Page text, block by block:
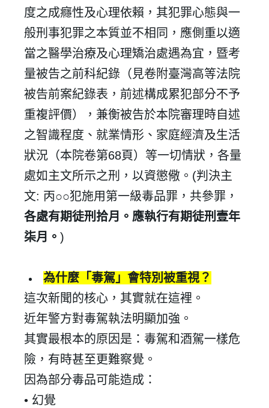
會員登入
登 入
忘記密碼？
度之成癮性及心理依賴，其犯罪心態與一
般刑事犯罪之本質並不相同，應側重以適
當之醫學治療及心理矯治處遇為宜，暨考
量被告之前科紀錄（見卷附臺灣高等法院
被告前案紀錄表，前述構成累犯部分不予
重複評價），兼衡被告於本院審理時自述
之智識程度、就業情形、家庭經濟及生活
狀況（本院卷第68頁）等一切情狀，各量
處如主文所示之刑，以資懲儆。 (判決主
文: 丙○○犯施用第一級毒品罪，共參罪，
各處有期徒刑拾月。應執行有期徒刑壹年
柒月。 )
為什麼「毒駕」會特別被重視？
這次新聞的核心，其實就在這裡。
近年警方對毒駕執法明顯加強。
其實最根本的原因是：毒駕和酒駕一樣危
險，有時甚至更難察覺。
因為部分毒品可能造成：
• 幻覺